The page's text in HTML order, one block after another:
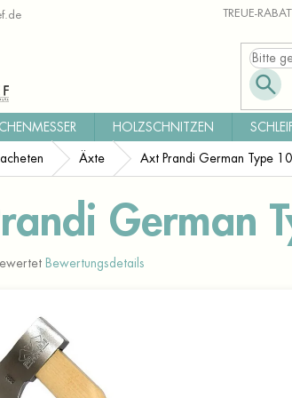
TREUE-
HOLZSCHNITZEN
Äxte Axt Prandi German Type
German
Bewertungsdetails